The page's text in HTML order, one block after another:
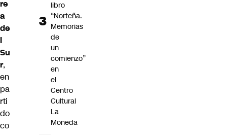
re
a
de
l
Su
r,
en
pa
rti
do
co
libro
“Norteña.
Memorias
de
un
comienzo”
en
el
Centro
Cultural
La
Moneda